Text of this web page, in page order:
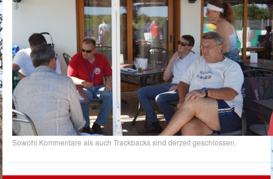
Sowohl Kommentare als auch Trackbacks sind derzeit geschlossen.